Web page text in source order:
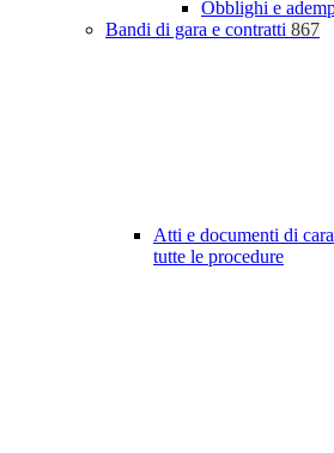
Obblighi e
Bandi di gara e contratti 867
Atti e documenti di
tutte le procedure